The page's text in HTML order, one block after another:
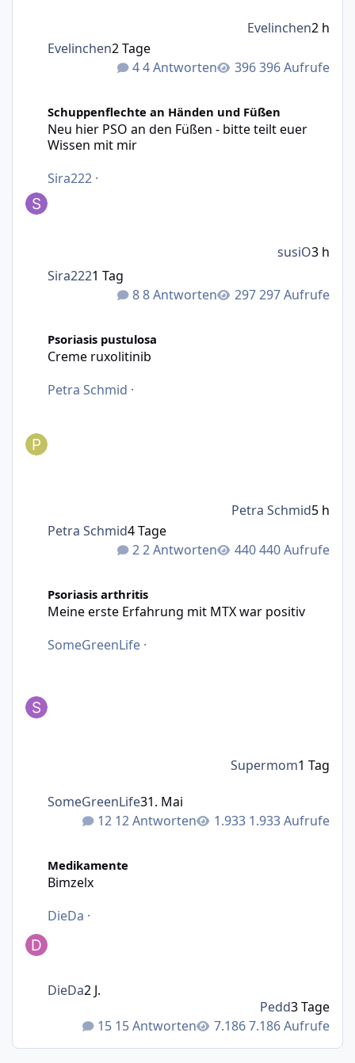
4 Antworten 396 Aufrufe
Evelinchen2 Tage
Evelinchen2 h
Schuppenflechte an Händen und Füßen
Neu hier PSO an den Füßen - bitte teilt euer
Wissen mit mir
Sira222 ·
8 Antworten 297 Aufrufe
Sira2221 Tag
susiO3 h
Psoriasis pustulosa
Creme ruxolitinib
Petra Schmid ·
2 Antworten 440 Aufrufe
Petra Schmid4 Tage
Petra Schmid5 h
Psoriasis arthritis
Meine erste Erfahrung mit MTX war positiv
SomeGreenLife ·
12 Antworten 1.933 Aufrufe
SomeGreenLife31. Mai
Supermom1 Tag
Medikamente
Bimzelx
DieDa ·
15 Antworten 7.186 Aufrufe
DieDa2 J.
Pedd3 Tage